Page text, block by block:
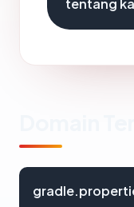
tentang